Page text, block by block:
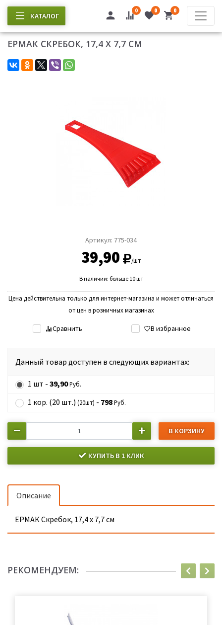
КАТАЛОГ
0 0 0
ЕРМАК СКРЕБОК, 17,4 Х 7,7 СМ
Артикул: 775-034
39,90 /шт
В наличии: больше 10 шт
Цена действительна только для интернет-магазина и может отличаться
от цен в розничных магазинах
Сравнить В избранное
Данный товар доступен в следующих вариантах:
1 шт - 39,90Руб.
1 кор. (20 шт.) (20шт) - 798Руб.
В КОРЗИНУ
КУПИТЬ В 1 КЛИК
Описание
ЕРМАК Скребок, 17,4 х 7,7 см
РЕКОМЕНДУЕМ: